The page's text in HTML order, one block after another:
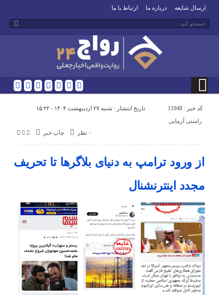
ارسال شایعه درباره ما ارتباط با ما
کد خبر : 11948 تاریخ انتشار : شنبه ۲۷ اردیبهشت ۱۴۰۴ - ۱۵:۲۲
چاپ خبر ۰ نظر
راستی آزمایی
از ورود ترامپ به دنیای بلاگرها تا تحریف
مجدد اینترنشنال